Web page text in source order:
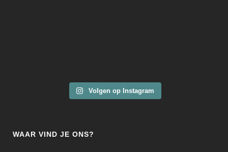
Volgen op Instagram
WAAR VIND JE ONS?